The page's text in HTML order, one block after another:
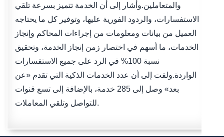
والمتعاملين.وأشار إلى أن الخدمة تتميز بسرعة تلقي
الاستفسارات، والردود الفورية عليها، وتوفير كل ما يحتاجه
العميل من بيانات ومعلومات من إجراءات المحاكم وإنجاز
الخدمات، ما أسهم في اختصار زمن إنجاز الخدمة، وتحقيق
نسبة 100% في الرد على جميع الاستفسارات
الواردة.ولفت إلى أن عدد الخدمات الذكية التي تقدم «عن
بعد» وصل إلى 285 خدمة، بالإضافة إلى تسع قنوات
للتواصل وتلقي المعاملات.